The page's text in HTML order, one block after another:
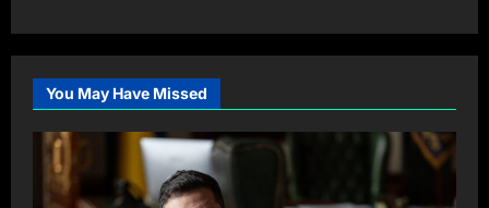
You May Have Missed